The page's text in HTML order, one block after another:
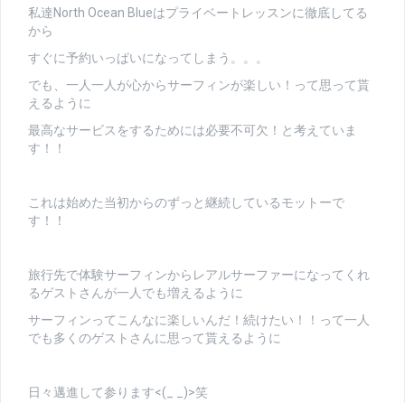
私達North Ocean Blueはプライベートレッスンに徹底してる
から
すぐに予約いっぱいになってしまう。。。
でも、一人一人が心からサーフィンが楽しい！って思って貰
えるように
最高なサービスをするためには必要不可欠！と考えていま
す！！
これは始めた当初からのずっと継続しているモットーで
す！！
旅行先で体験サーフィンからレアルサーファーになってくれ
るゲストさんが一人でも増えるように
サーフィンってこんなに楽しいんだ！続けたい！！って一人
でも多くのゲストさんに思って貰えるように
日々邁進して参ります<(_ _)>笑